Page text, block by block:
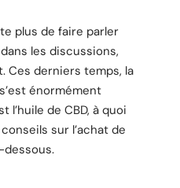
plus de faire parler
dans les discussions,
Ces derniers temps, la
énormément
l’huile de CBD, à quoi
sur l’achat de
dessous.